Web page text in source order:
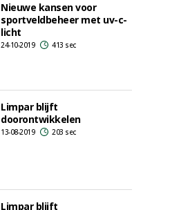
Nieuwe kansen voor
sportveldbeheer met uv-c-
licht
24-10-2019 413 sec
Limpar blijft
doorontwikkelen
13-08-2019 203 sec
Limpar blijft